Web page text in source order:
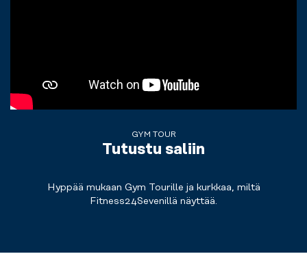
GYM TOUR
Tutustu saliin
Hyppää mukaan Gym Tourille ja kurkkaa, miltä
Fitness24Sevenillä näyttää.